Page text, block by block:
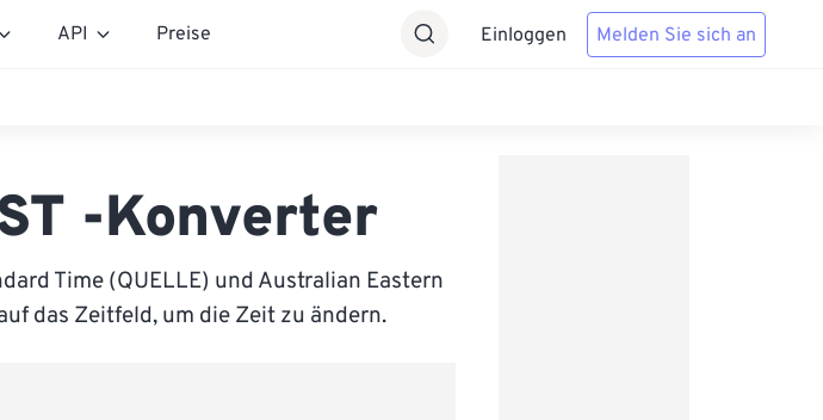
API Preise Einloggen Melden Sie sich an
-Konverter
Time (QUELLE) und Australian Eastern
das Zeitfeld, um die Zeit zu ändern.